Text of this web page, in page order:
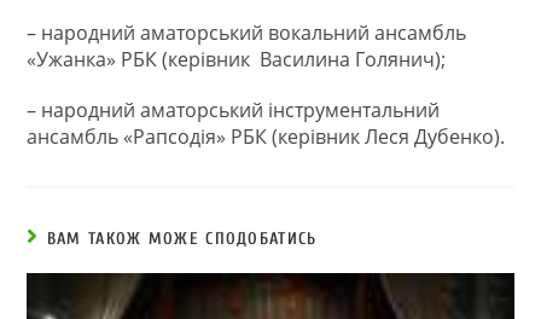
– народний аматорський вокальний ансамбль
«Ужанка» РБК (керівник Василина Голянич);
– народний аматорський інструментальний
ансамбль «Рапсодія» РБК (керівник Леся Дубенко).
ВАМ ТАКОЖ МОЖЕ СПОДОБАТИСЬ